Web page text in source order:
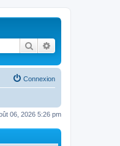
Rechercher
Connexion
06, 2026 5:26 pm